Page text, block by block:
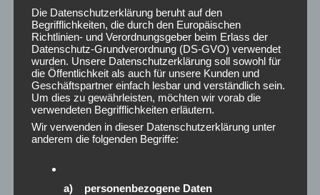
Juli 2024
Juni 2024
Mai 2024
April 2024
März 2024
Februar 2024
Januar 2024
Dezember 2023
November 2023
Die Datenschutzerklärung beruht auf den
Begrifflichkeiten, die durch den Europäischen
Richtlinien- und Verordnungsgeber beim Erlass der
Datenschutz-Grundverordnung (DS-GVO) verwendet
wurden. Unsere Datenschutzerklärung soll sowohl für
die Öffentlichkeit als auch für unsere Kunden und
Geschäftspartner einfach lesbar und verständlich sein.
Um dies zu gewährleisten, möchten wir vorab die
verwendeten Begrifflichkeiten erläutern.
Wir verwenden in dieser Datenschutzerklärung unter
anderem die folgenden Begriffe:
a) personenbezogene Daten